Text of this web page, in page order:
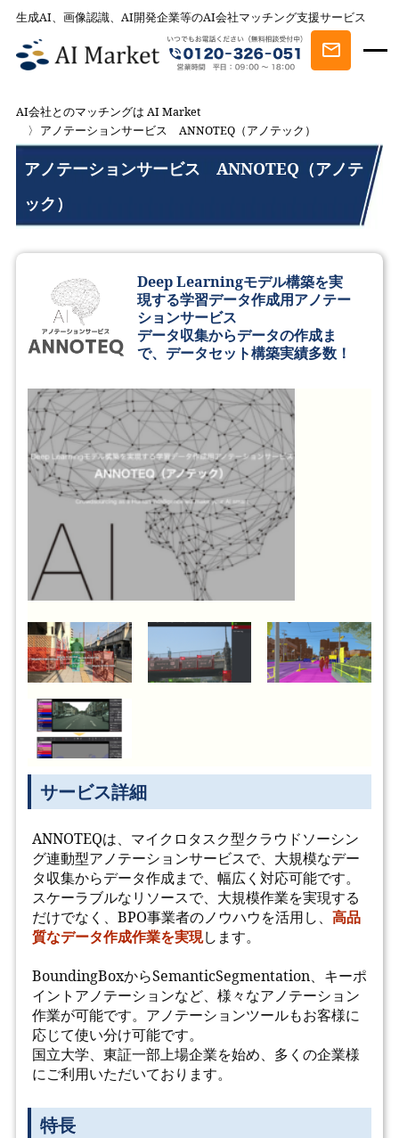
生成AI、画像認識、AI開発企業等のAI会社マッチング支援サービス
AI会社とのマッチングは AI Market
アノテーションサービス ANNOTEQ（アノテック）
アノテーションサービス ANNOTEQ（アノテ
ック）
Deep Learningモデル構築を実
現する学習データ作成用アノテー
ションサービス
データ収集からデータの作成ま
で、データセット構築実績多数！
サービス詳細
ANNOTEQは、マイクロタスク型クラウドソーシン
グ連動型アノテーションサービスで、大規模なデー
タ収集からデータ作成まで、幅広く対応可能です。
スケーラブルなリソースで、大規模作業を実現する
だけでなく、BPO事業者のノウハウを活用し、 高品
質なデータ作成作業を実現します。
BoundingBoxからSemanticSegmentation、キーポ
イントアノテーションなど、様々なアノテーション
作業が可能です。アノテーションツールもお客様に
応じて使い分け可能です。
国立大学、東証一部上場企業を始め、多くの企業様
にご利用いただいております。
特長